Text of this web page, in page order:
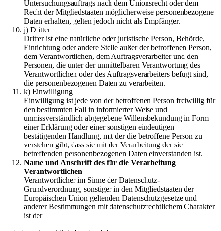
Untersuchungsauftrags nach dem Unionsrecht oder dem
Recht der Mitgliedstaaten möglicherweise personenbezogene
Daten erhalten, gelten jedoch nicht als Empfänger.
j) Dritter
Dritter ist eine natürliche oder juristische Person, Behörde,
Einrichtung oder andere Stelle außer der betroffenen Person,
dem Verantwortlichen, dem Auftragsverarbeiter und den
Personen, die unter der unmittelbaren Verantwortung des
Verantwortlichen oder des Auftragsverarbeiters befugt sind,
die personenbezogenen Daten zu verarbeiten.
k) Einwilligung
Einwilligung ist jede von der betroffenen Person freiwillig für
den bestimmten Fall in informierter Weise und
unmissverständlich abgegebene Willensbekundung in Form
einer Erklärung oder einer sonstigen eindeutigen
bestätigenden Handlung, mit der die betroffene Person zu
verstehen gibt, dass sie mit der Verarbeitung der sie
betreffenden personenbezogenen Daten einverstanden ist.
Name und Anschrift des für die Verarbeitung
Verantwortlichen
Verantwortlicher im Sinne der Datenschutz-
Grundverordnung, sonstiger in den Mitgliedstaaten der
Europäischen Union geltenden Datenschutzgesetze und
anderer Bestimmungen mit datenschutzrechtlichem Charakter
ist der